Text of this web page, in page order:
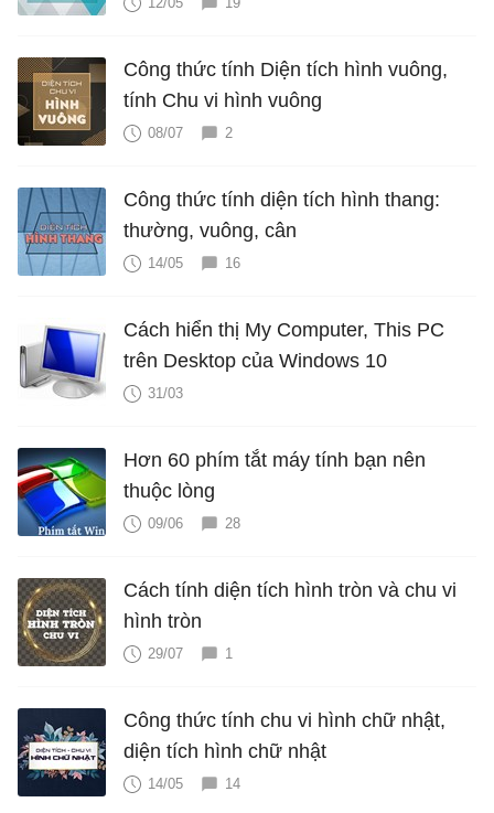
Công thức tính Diện tích hình vuông,
tính Chu vi hình vuông
08/07 2
Công thức tính diện tích hình thang:
thường, vuông, cân
14/05 16
Cách hiển thị My Computer, This PC
trên Desktop của Windows 10
31/03
Hơn 60 phím tắt máy tính bạn nên
thuộc lòng
09/06 28
Cách tính diện tích hình tròn và chu vi
hình tròn
29/07 1
Công thức tính chu vi hình chữ nhật,
diện tích hình chữ nhật
14/05 14